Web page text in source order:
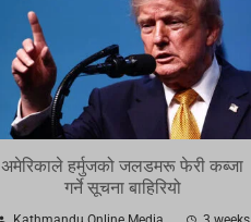
अमेरिकाले हर्मुजको जलडमरू फेरी कब्जा
गर्ने सूचना बाहिरियो